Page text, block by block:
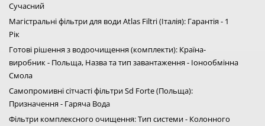
Сучасний
Магістральні фільтри для води Atlas Filtri (Італія): Гарантія - 1
Рік
Готові рішення з водоочищення (комплекти): Країна-
виробник - Польща, Назва та тип завантаження - Іонообмінна
Смола
Самопромивні сітчасті фільтри Sd Forte (Польща):
Призначення - Гаряча Вода
Фільтри комплексного очищення: Тип системи - Колонного